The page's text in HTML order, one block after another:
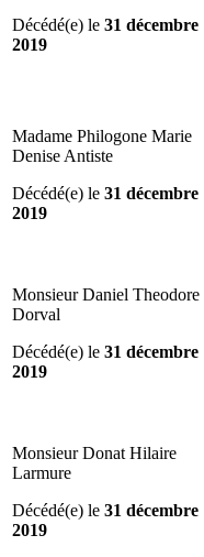
Décédé(e) le 31 décembre
2019
Madame Philogone Marie
Denise Antiste
Décédé(e) le 31 décembre
2019
Monsieur Daniel Theodore
Dorval
Décédé(e) le 31 décembre
2019
Monsieur Donat Hilaire
Larmure
Décédé(e) le 31 décembre
2019